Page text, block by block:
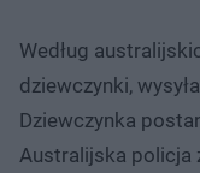
Według
dziewczynki,
Dziewczynka
Australijska policja